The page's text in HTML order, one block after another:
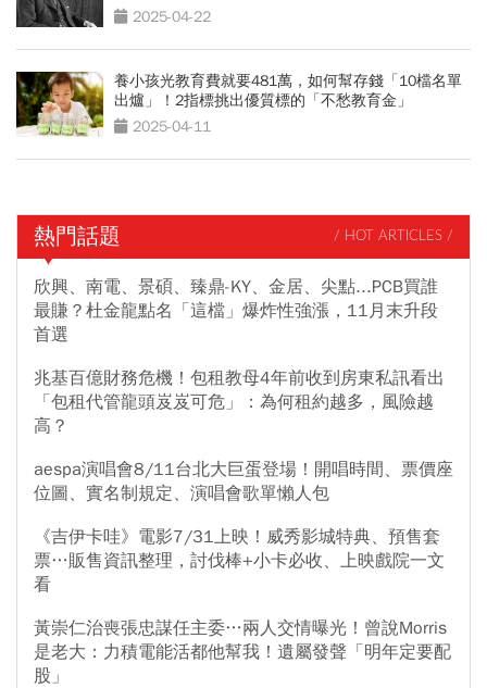
2025-04-22
養小孩光教育費就要481萬，如何幫存錢「10檔名單
出爐」！2指標挑出優質標的「不愁教育金」
2025-04-11
熱門話題 / HOT ARTICLES /
欣興、南電、景碩、臻鼎-KY、金居、尖點...PCB買誰
最賺？杜金龍點名「這檔」爆炸性強漲，11月末升段
首選
兆基百億財務危機！包租教母4年前收到房東私訊看出
「包租代管龍頭岌岌可危」：為何租約越多，風險越
高？
aespa演唱會8/11台北大巨蛋登場！開唱時間、票價座
位圖、實名制規定、演唱會歌單懶人包
《吉伊卡哇》電影7/31上映！威秀影城特典、預售套
票…販售資訊整理，討伐棒+小卡必收、上映戲院一文
看
黃崇仁治喪張忠謀任主委…兩人交情曝光！曾說Morris
是老大：力積電能活都他幫我！遺屬發聲「明年定要配
股」